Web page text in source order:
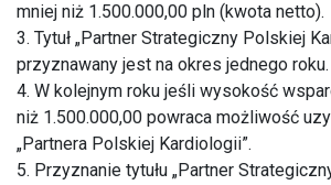
mniej niż 1.500.000,00 pln (kwota netto).
3. Tytuł „Partner Strategiczny Polskiej
przyznawany jest na okres jednego roku.
4. W kolejnym roku jeśli wysokość
niż 1.500.000,00 powraca możliwość
„Partnera Polskiej Kardiologii”.
5. Przyznanie tytułu „Partner